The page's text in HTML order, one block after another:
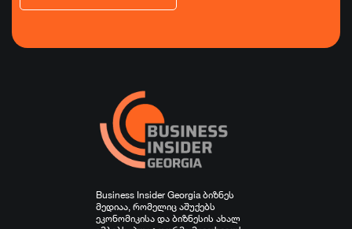
Business Insider Georgia ბიზნეს
მედიაა, რომელიც აშუქებს
ეკონომიკისა და ბიზნესის ახალ